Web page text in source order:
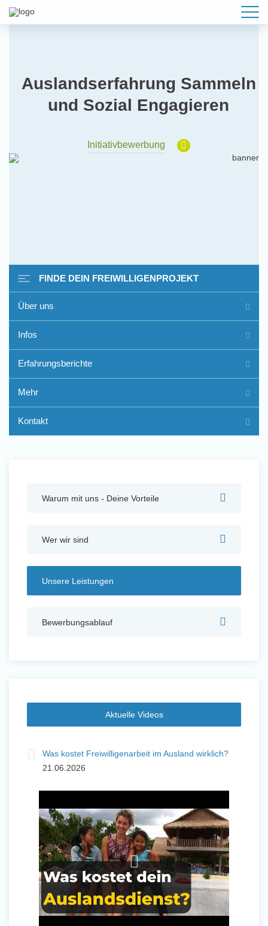
Auslandserfahrung Sammeln
und Sozial Engagieren
Initiativbewerbung
Freiwilligenarbeit im Ausland
- Erfahrungsberichte
Auslandserfahrung Sammeln
und Sozial Engagieren
Initiativbewerbung
und Sozial Engagieren
Initiativbewerbung
FINDE DEIN FREIWILLIGENPROJEKT
Über uns
Infos
Erfahrungsberichte
Mehr
Kontakt
Warum mit uns - Deine Vorteile
Wer wir sind
Unsere Leistungen
Bewerbungsablauf
Aktuelle Videos
Was kostet Freiwilligenarbeit im Ausland wirklich?
21.06.2026